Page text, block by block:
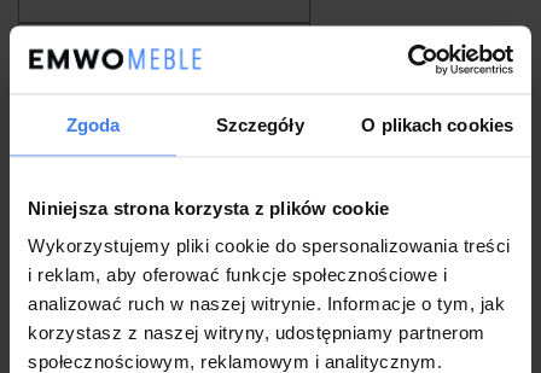
Zgoda Szczegóły O plikach cookies
Niniejsza strona korzysta z plików cookie
Wykorzystujemy pliki cookie do spersonalizowania treści
i reklam, aby oferować funkcje społecznościowe i
analizować ruch w naszej witrynie. Informacje o tym, jak
korzystasz z naszej witryny, udostępniamy partnerom
społecznościowym, reklamowym i analitycznym.
Fotele skandynawskie
Krzesła Tapicerowane
Łóżka z podświetleniem LED
Narożniki do salonu
Krzesła nowoczesne